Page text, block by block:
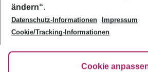
Bestpreisgarantie
Cookie-Einstellungen ändern
Cookie-Richtlinie
Agenturbetreuung
Barrierefreies Reisen
HanseMerkur Reiseversicherung
Folge uns
ändern“.
Datenschutz-Informationen
Impressum
Cookie/Tracking-Informationen
Cookie